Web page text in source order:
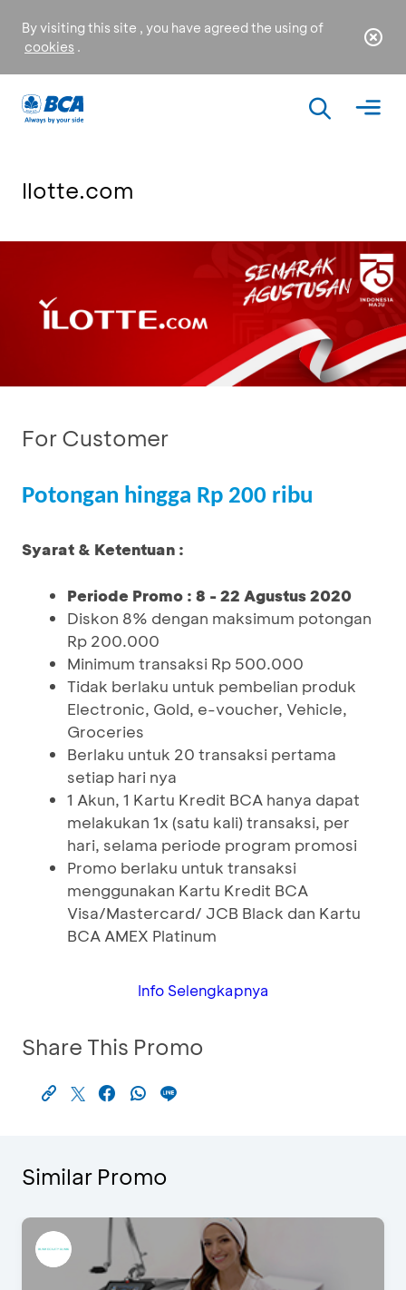
By visiting this site , you have agreed the using of
cookies .
Ilotte.com
For Customer
Potongan hingga Rp 200 ribu
Syarat & Ketentuan :
Periode Promo : 8 - 22 Agustus 2020
Diskon 8% dengan maksimum potongan
Rp 200.000
Minimum transaksi Rp 500.000
Tidak berlaku untuk pembelian produk
Electronic, Gold, e-voucher, Vehicle,
Groceries
Berlaku untuk 20 transaksi pertama
setiap hari nya
1 Akun, 1 Kartu Kredit BCA hanya dapat
melakukan 1x (satu kali) transaksi, per
hari, selama periode program promosi
Promo berlaku untuk transaksi
menggunakan Kartu Kredit BCA
Visa/Mastercard/ JCB Black dan Kartu
BCA AMEX Platinum
Info Selengkapnya
Share This Promo
Similar Promo